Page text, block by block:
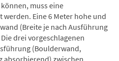
muss eine
Eine 6 Meter hohe und
(Breite je nach Ausführung
drei vorgeschlagenen
(Boulderwand,
absorbierend) zwischen